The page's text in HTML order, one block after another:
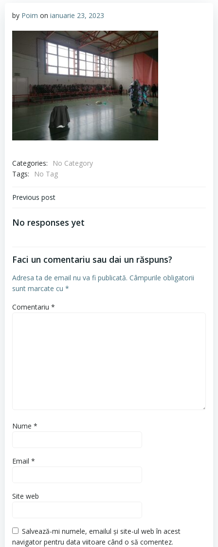
by Poim on ianuarie 23, 2023
Categories:
No Category
Tags:
No Tag
Navigare
articole
Previous post
No responses yet
Faci un comentariu sau dai un răspuns?
Adresa ta de email nu va fi publicată. Câmpurile obligatorii
sunt marcate cu *
Comentariu *
Nume *
Email *
Site web
Salvează-mi numele, emailul și site-ul web în acest
navigator pentru data viitoare când o să comentez.